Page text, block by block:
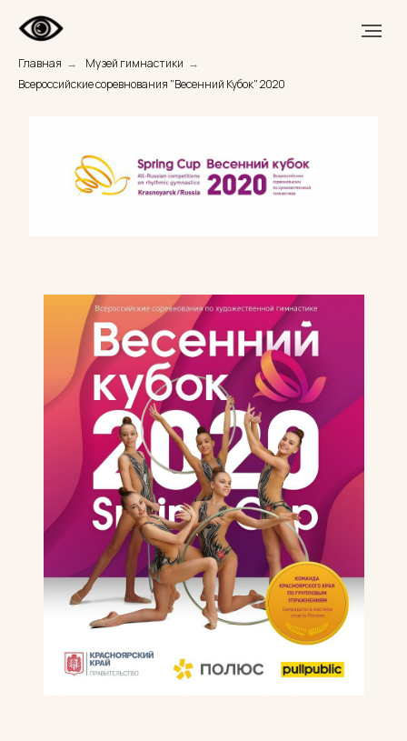
Главная → Музей гимнастики →
Всероссийские соревнования "Весенний Кубок" 2020